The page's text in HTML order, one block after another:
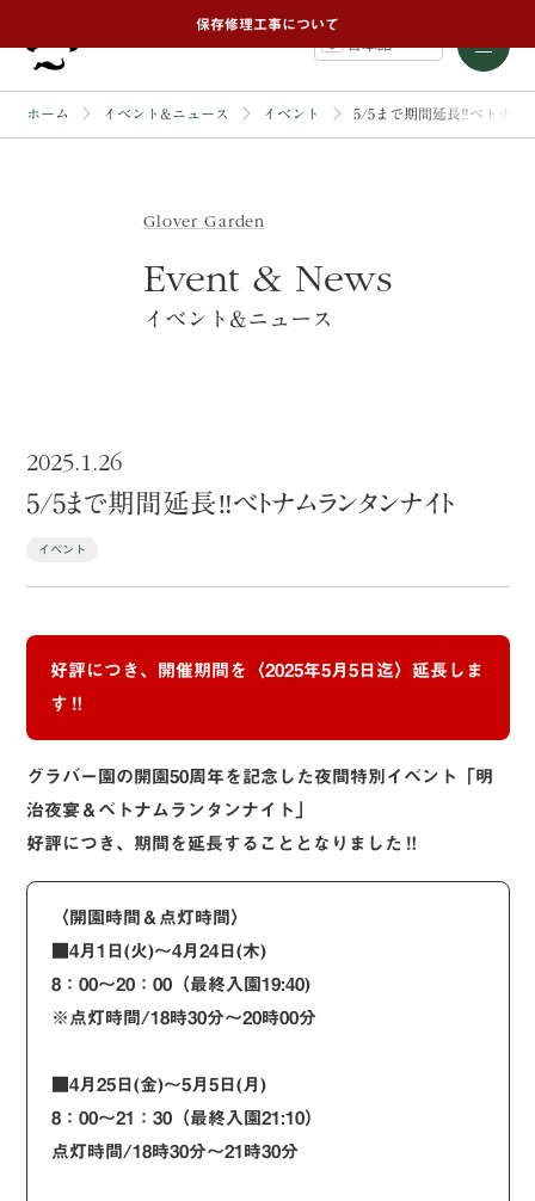
保存修理工事について
ホーム イベント&ニュース イベント 5/5まで期間延長‼ベトナム
Glover Garden
Event & News
イベント&ニュース
5/5まで期間延長‼ベトナムランタンナイト
2025.1.26
イベント
好評につき、 開催期間を〈2025年5月5日迄〉延長しま
す‼
グラバー園の開園50周年を記念した夜間特別イベント「明
治夜宴＆ベトナムランタンナイト」
好評につき、期間を延長することとなりました‼
〈開園時間＆点灯時間〉
■4月1日(火)〜4月24日(木)
8：00〜20：00（最終入園19:40)
※点灯時間/18時30分〜20時00分
■4月25日(金)〜5月5日(月)
8：00〜21：30（最終入園21:10）
点灯時間/18時30分〜21時30分